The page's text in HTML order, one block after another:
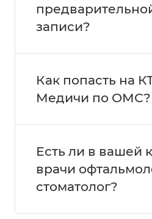
записи?
Как попасть на
Медичи по ОМС?
Есть ли в вашей
врачи
стоматолог?